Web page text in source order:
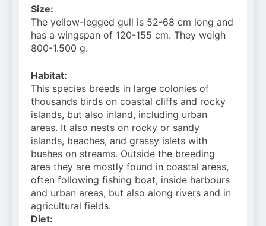
Size:
The yellow-legged gull is 52-68 cm long and
has a wingspan of 120-155 cm. They weigh
800-1.500 g.
Habitat:
This species breeds in large colonies of
thousands birds on coastal cliffs and rocky
islands, but also inland, including urban
areas. It also nests on rocky or sandy
islands, beaches, and grassy islets with
bushes on streams. Outside the breeding
area they are mostly found in coastal areas,
often following fishing boat, inside harbours
and urban areas, but also along rivers and in
agricultural fields.
Diet: